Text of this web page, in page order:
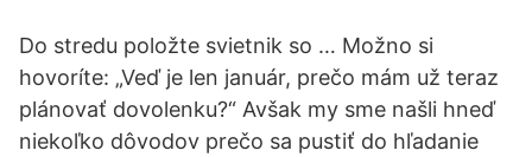
Do stredu položte svietnik so … Možno si
hovoríte: „Veď je len január, prečo mám už teraz
plánovať dovolenku?“ Avšak my sme našli hneď
niekoľko dôvodov prečo sa pustiť do hľadanie